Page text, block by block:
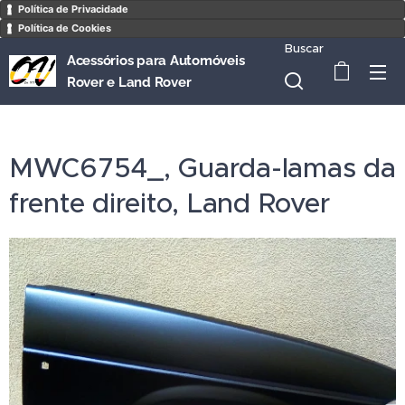
Política de Privacidade
Política de Cookies
Acessórios para Automóveis
Rover e Land Rover
Buscar
MWC6754_, Guarda-lamas da
frente direito, Land Rover